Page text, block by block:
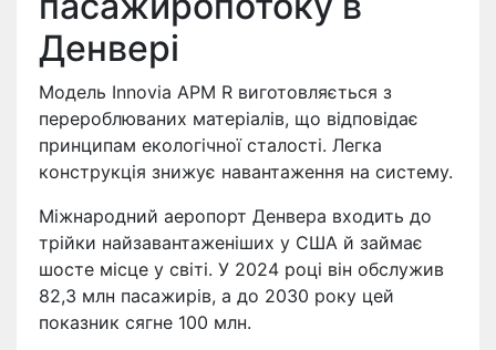
Денвері
Модель Innovia APM R виготовляється з
перероблюваних матеріалів, що відповідає
принципам екологічної сталості. Легка
конструкція знижує навантаження на систему.
Міжнародний аеропорт Денвера входить до
трійки найзавантаженіших у США й займає
шосте місце у світі. У 2024 році він обслужив
82,3 млн пасажирів, а до 2030 року цей
показник сягне 100 млн.